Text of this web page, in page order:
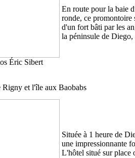
Éric Sibert
En route pour la baie
ronde, ce promontoire
d'un fort bâti par les
la péninsule de Diego,
Rigny et l'île aux Baobabs
Située à 1 heure de
une impressionnante
L'hôtel situé sur place